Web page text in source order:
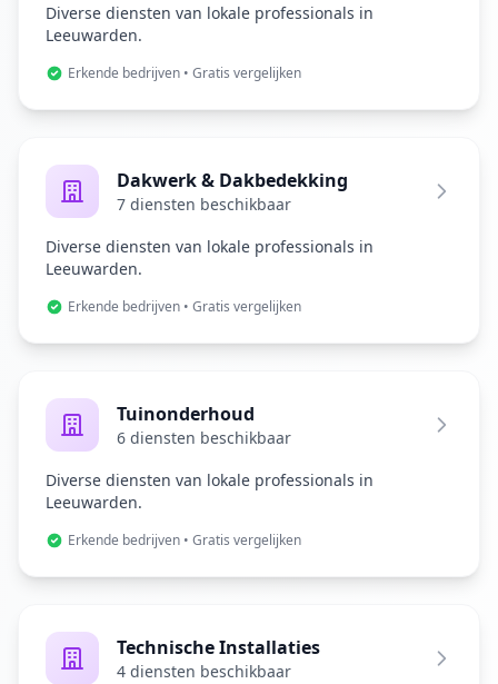
Diverse diensten van lokale professionals in
Leeuwarden.
Erkende bedrijven • Gratis vergelijken
Dakwerk & Dakbedekking
7 diensten beschikbaar
Diverse diensten van lokale professionals in
Leeuwarden.
Erkende bedrijven • Gratis vergelijken
Tuinonderhoud
6 diensten beschikbaar
Diverse diensten van lokale professionals in
Leeuwarden.
Erkende bedrijven • Gratis vergelijken
Technische Installaties
4 diensten beschikbaar